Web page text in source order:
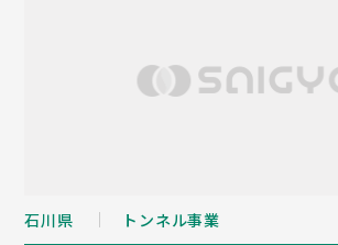
石川県 トンネル事業